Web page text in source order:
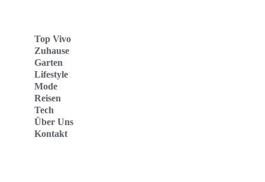
Top Vivo
Zuhause
Garten
Lifestyle
Mode
Reisen
Tech
Über Uns
Kontakt